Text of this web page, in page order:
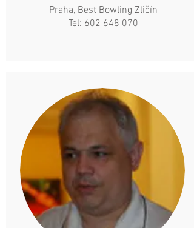
Praha, Best Bowling Zličín
Tel: 602 648 070